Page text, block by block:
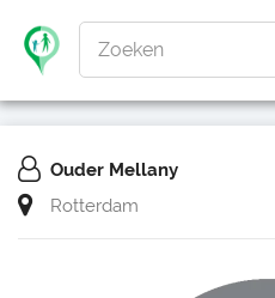
Zoeken
Ouder Mellany
Rotterdam